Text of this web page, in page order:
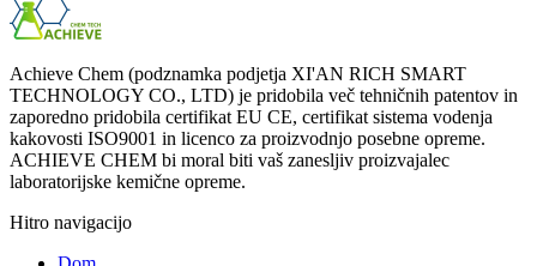
Achieve Chem (podznamka podjetja XI'AN RICH SMART
TECHNOLOGY CO., LTD) je pridobila več tehničnih patentov in
zaporedno pridobila certifikat EU CE, certifikat sistema vodenja
kakovosti ISO9001 in licenco za proizvodnjo posebne opreme.
ACHIEVE CHEM bi moral biti vaš zanesljiv proizvajalec
laboratorijske kemične opreme.
Hitro navigacijo